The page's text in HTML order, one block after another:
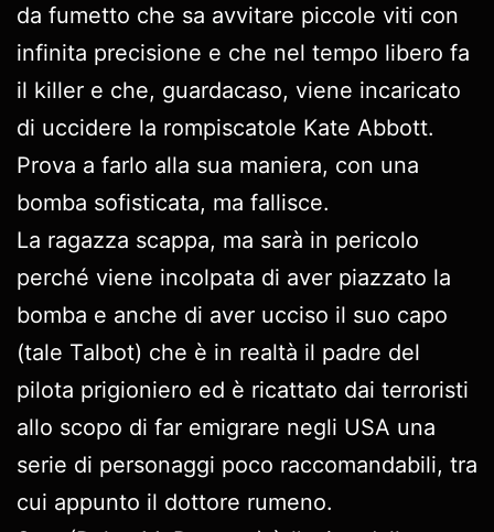
da fumetto che sa avvitare piccole viti con
infinita precisione e che nel tempo libero fa
il killer e che, guardacaso, viene incaricato
di uccidere la rompiscatole Kate Abbott.
Prova a farlo alla sua maniera, con una
bomba sofisticata, ma fallisce.
La ragazza scappa, ma sarà in pericolo
perché viene incolpata di aver piazzato la
bomba e anche di aver ucciso il suo capo
(tale Talbot) che è in realtà il padre del
pilota prigioniero ed è ricattato dai terroristi
allo scopo di far emigrare negli USA una
serie di personaggi poco raccomandabili, tra
cui appunto il dottore rumeno.